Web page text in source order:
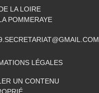
LA LOIRE
POMMERAYE
LÉGALES
UN CONTENU